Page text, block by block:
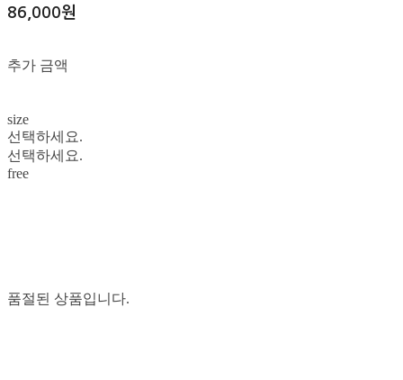
86,000원
추가 금액
size
선택하세요.
선택하세요.
free
품절된 상품입니다.